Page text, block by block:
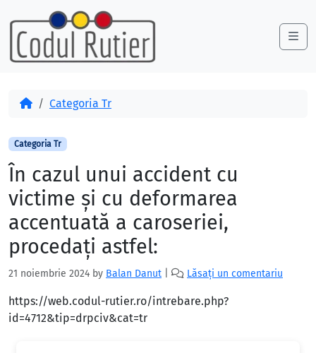
Skip to content
Skip to footer
AcasăCategoria Tr
Categoria Tr
În cazul unui accident cu
victime și cu deformarea
accentuată a caroseriei,
procedați astfel:
21 noiembrie 2024 by Balan Danut Lăsați un comentariu
https://web.codul-rutier.ro/intrebare.php?
id=4712&tip=drpciv&cat=tr